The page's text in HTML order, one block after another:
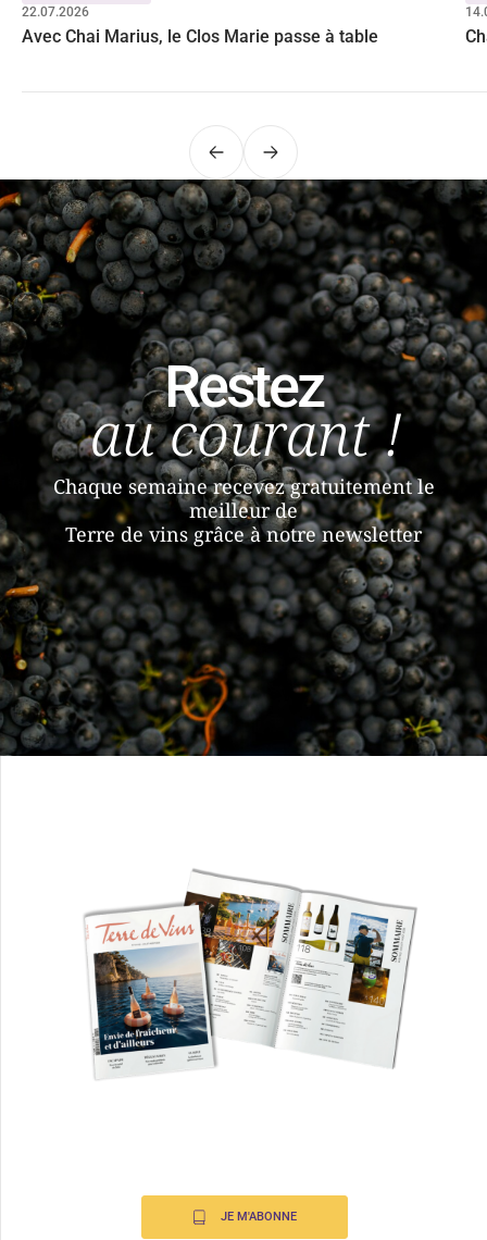
22.07.2026
Avec Chai Marius, le Clos Marie passe à table
PrécédentSuivant
Restez
au courant !
Chaque semaine recevez gratuitement le
meilleur de
Terre de vins grâce à notre newsletter
JE M'ABONNE